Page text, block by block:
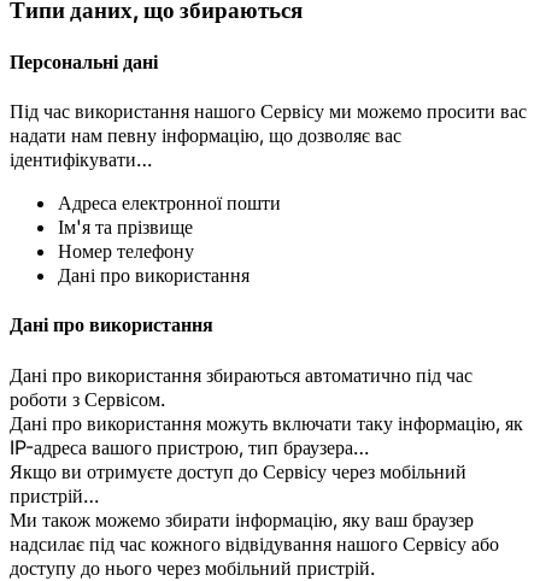
Типи даних, що збираються
Персональні дані
Під час використання нашого Сервісу ми можемо просити вас
надати нам певну інформацію, що дозволяє вас
ідентифікувати…
Адреса електронної пошти
Ім'я та прізвище
Номер телефону
Дані про використання
Дані про використання
Дані про використання збираються автоматично під час
роботи з Сервісом.
Дані про використання можуть включати таку інформацію, як
IP-адреса вашого пристрою, тип браузера…
Якщо ви отримуєте доступ до Сервісу через мобільний
пристрій…
Ми також можемо збирати інформацію, яку ваш браузер
надсилає під час кожного відвідування нашого Сервісу або
доступу до нього через мобільний пристрій.